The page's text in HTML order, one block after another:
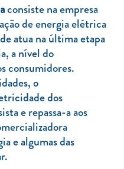
consiste na empresa
de energia elétrica
atua na última etapa
a nível do
consumidores.
o
dos
e repassa-a aos
e algumas das